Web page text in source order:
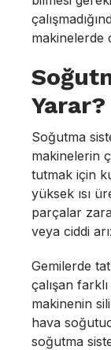
makinelerde
Yarar?
Soğutma
makinelerin
tutmak için
yüksek ısı
parçalar
veya ciddi
Gemilerde
çalışan
makinenin
hava
soğutma